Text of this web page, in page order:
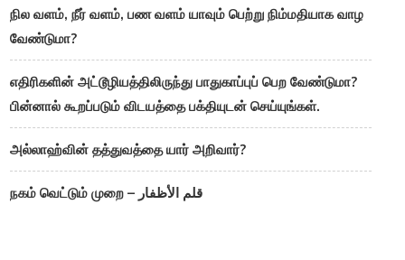
நில வளம், நீர் வளம், பண வளம் யாவும் பெற்று நிம்மதியாக வாழ
வேண்டுமா?
எதிரிகளின் அட்டூழியத்திலிருந்து பாதுகாப்புப் பெற வேண்டுமா?
பின்னால் கூறப்படும் விடயத்தை பக்தியுடன் செய்யுங்கள்.
அல்லாஹ்வின் தத்துவத்தை யார் அறிவார்?
நகம் வெட்டும் முறை – قلم الأظفار